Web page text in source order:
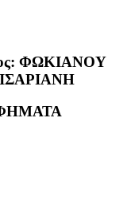
ΦΩΚΙΑΝΟΥ